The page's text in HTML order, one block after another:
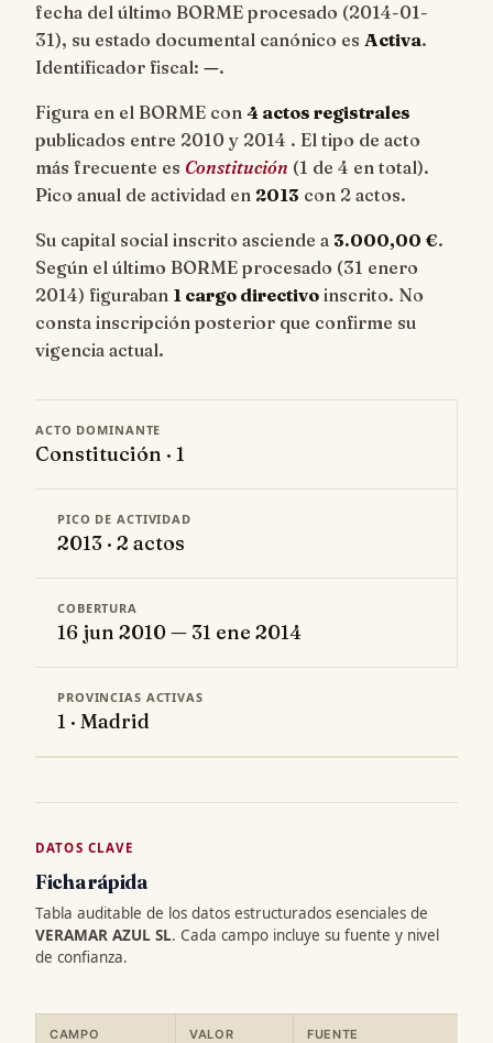
fecha del último BORME procesado (2014-01-
31), su estado documental canónico es Activa.
Identificador fiscal: —.
Figura en el BORME con 4 actos registrales
publicados entre 2010 y 2014 . El tipo de acto
más frecuente es Constitución (1 de 4 en total).
Pico anual de actividad en 2013 con 2 actos.
Su capital social inscrito asciende a 3.000,00 €.
Según el último BORME procesado (31 enero
2014) figuraban 1 cargo directivo inscrito. No
consta inscripción posterior que confirme su
vigencia actual.
ACTO DOMINANTE
Constitución · 1
PICO DE ACTIVIDAD
2013 · 2 actos
COBERTURA
16 jun 2010 — 31 ene 2014
PROVINCIAS ACTIVAS
1 · Madrid
DATOS CLAVE
Ficha rápida
Tabla auditable de los datos estructurados esenciales de
VERAMAR AZUL SL. Cada campo incluye su fuente y nivel
de confianza.
CAMPO VALOR FUENTE